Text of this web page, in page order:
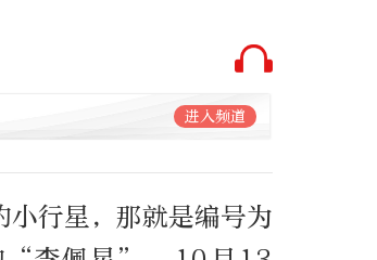
进入频道
小行星，那就是编号为